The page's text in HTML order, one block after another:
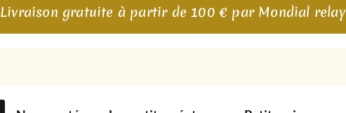
Livraison gratuite à partir de 100 € par Mondial relay